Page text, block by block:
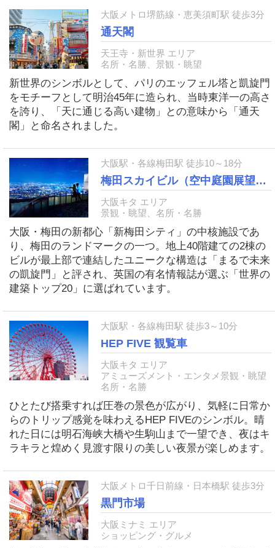
大阪メトロ堺筋線・恵美須町駅 徒歩3分
通天閣
天王寺・新世界 エリア
名所・名勝、景観・眺望
新世界のシンボルとして、パリのエッフェル塔と凱旋門
をモチーフとして明治45年に造られ、当時東洋一の高さ
を誇り、「天に通じる高い建物」との意味から「通天
閣」と命名されました。
大阪駅・各線梅田駅 徒歩10～18分
梅田スカイビル（空中庭園展望台）
大阪キタ エリア
景観・眺望、名所・名勝
大阪・梅田の新都心「新梅田シティ」の中核施設であ
り、梅田のランドマークの一つ。地上40階建ての2棟の
ビルが最上部で連結したユニークな構造は「まるで未来
の凱旋門」と評され、英国の有名情報誌が選ぶ「世界の
建築トップ20」に選ばれています。
大阪駅・各線梅田駅 徒歩3～10分
HEP FIVE 観覧車
大阪キタ エリア
アミューズメント・エンタメ景観・眺望
名所・名勝
ひとたび搭乗すれば圧巻の景色が広がり、気軽に日常か
らのトリップ感覚を味わえるHEP FIVEのシンボル。晴
れた日には明石海峡大橋や生駒山まで一望でき、夜はキ
ラキラと煌めく見渡す限りの美しい夜景が楽しめます。
大阪メトロ千日前線・日本橋駅 徒歩3分
黒門市場
大阪ミナミ エリア
ショッピング・グルメ